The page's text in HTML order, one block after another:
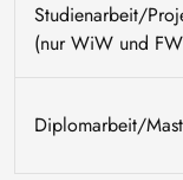
Studienarbeit/
(nur WiW und
Diplomarbeit/